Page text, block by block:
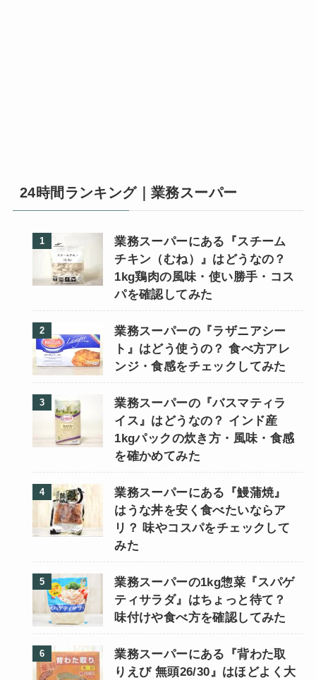
24時間ランキング｜業務スーパー
業務スーパーにある『スチーム
チキン（むね）』はどうなの？
1kg鶏肉の風味・使い勝手・コス
パを確認してみた
業務スーパーの『ラザニアシー
ト』はどう使うの？ 食べ方アレ
ンジ・食感をチェックしてみた
業務スーパーの『バスマティラ
イス』はどうなの？ インド産
1kgパックの炊き方・風味・食感
を確かめてみた
業務スーパーにある『鰻蒲焼』
はうな丼を安く食べたいならア
リ？ 味やコスパをチェックして
みた
業務スーパーの1kg惣菜『スパゲ
ティサラダ』はちょっと待て？
味付けや食べ方を確認してみた
業務スーパーにある『背わた取
りえび 無頭26/30』はほどよく大